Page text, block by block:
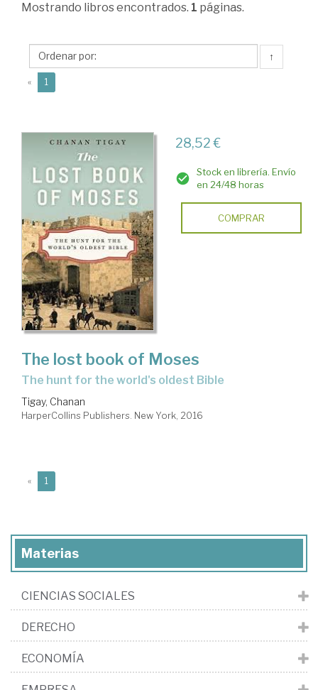
Tigay,
Mostrando libros encontrados. 1 páginas.
↑
« 1
28,52 €
Stock en librería. Envío
en 24/48 horas
COMPRAR
The lost book of Moses
the hunt for the world's oldest Bible
Tigay, Chanan
HarperCollins Publishers. New York, 2016
« 1
Materias
CIENCIAS SOCIALES
DERECHO
ECONOMÍA